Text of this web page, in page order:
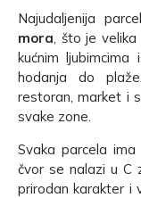
Najudaljenija
mora, što je
kućnim
hodanja do
restoran, market i
svake zone.
Svaka parcela ima
čvor se nalazi u C
prirodan karakter i